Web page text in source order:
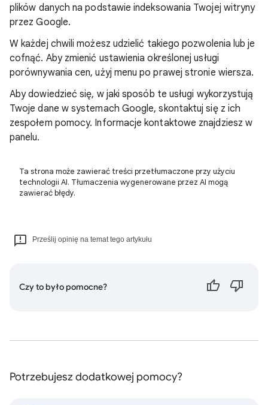
plików danych na podstawie indeksowania Twojej witryny
przez Google.
W każdej chwili możesz udzielić takiego pozwolenia lub je
cofnąć. Aby zmienić ustawienia określonej usługi
porównywania cen, użyj menu po prawej stronie wiersza.
Aby dowiedzieć się, w jaki sposób te usługi wykorzystują
Twoje dane w systemach Google, skontaktuj się z ich
zespołem pomocy. Informacje kontaktowe znajdziesz w
panelu.
Ta strona może zawierać treści przetłumaczone przy użyciu
technologii AI. Tłumaczenia wygenerowane przez AI mogą
zawierać błędy.
Prześlij opinię na temat tego artykułu
Czy to było pomocne?
Potrzebujesz dodatkowej pomocy?